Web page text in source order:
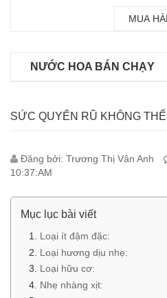
MUA
NƯỚC HOA BÁN CHẠY
SỨC QUYẾN RŨ KHÔNG
Đăng bởi: Trương Thị Vân Anh
10:37:AM
Mục lục bài viết
Loại ít đậm đặc:
Loại hương dịu nhẹ:
Loại hữu cơ:
Nhẹ nhàng xịt: